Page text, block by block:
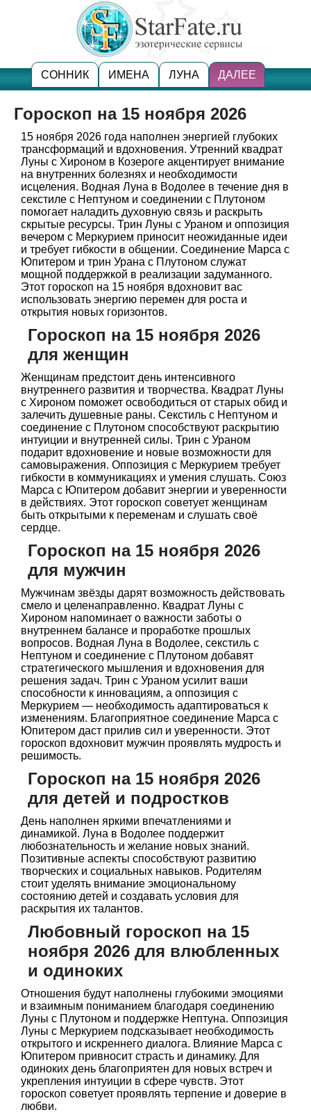
СОННИК ИМЕНА ЛУНА ДАЛЕЕ
Гороскоп на 15 ноября 2026
15 ноября 2026 года наполнен энергией глубоких
трансформаций и вдохновения. Утренний квадрат
Луны с Хироном в Козероге акцентирует внимание
на внутренних болезнях и необходимости
исцеления. Водная Луна в Водолее в течение дня в
секстиле с Нептуном и соединении с Плутоном
помогает наладить духовную связь и раскрыть
скрытые ресурсы. Трин Луны с Ураном и оппозиция
вечером с Меркурием приносит неожиданные идеи
и требует гибкости в общении. Соединение Марса с
Юпитером и трин Урана с Плутоном служат
мощной поддержкой в реализации задуманного.
Этот гороскоп на 15 ноября вдохновит вас
использовать энергию перемен для роста и
открытия новых горизонтов.
Гороскоп на 15 ноября 2026
для женщин
Женщинам предстоит день интенсивного
внутреннего развития и творчества. Квадрат Луны
с Хироном поможет освободиться от старых обид и
залечить душевные раны. Секстиль с Нептуном и
соединение с Плутоном способствуют раскрытию
интуиции и внутренней силы. Трин с Ураном
подарит вдохновение и новые возможности для
самовыражения. Оппозиция с Меркурием требует
гибкости в коммуникациях и умения слушать. Союз
Марса с Юпитером добавит энергии и уверенности
в действиях. Этот гороскоп советует женщинам
быть открытыми к переменам и слушать своё
сердце.
Гороскоп на 15 ноября 2026
для мужчин
Мужчинам звёзды дарят возможность действовать
смело и целенаправленно. Квадрат Луны с
Хироном напоминает о важности заботы о
внутреннем балансе и проработке прошлых
вопросов. Водная Луна в Водолее, секстиль с
Нептуном и соединение с Плутоном добавят
стратегического мышления и вдохновения для
решения задач. Трин с Ураном усилит ваши
способности к инновациям, а оппозиция с
Меркурием — необходимость адаптироваться к
изменениям. Благоприятное соединение Марса с
Юпитером даст прилив сил и уверенности. Этот
гороскоп вдохновит мужчин проявлять мудрость и
решимость.
Гороскоп на 15 ноября 2026
для детей и подростков
День наполнен яркими впечатлениями и
динамикой. Луна в Водолее поддержит
любознательность и желание новых знаний.
Позитивные аспекты способствуют развитию
творческих и социальных навыков. Родителям
стоит уделять внимание эмоциональному
состоянию детей и создавать условия для
раскрытия их талантов.
Любовный гороскоп на 15
ноября 2026 для влюбленных
и одиноких
Отношения будут наполнены глубокими эмоциями
и взаимным пониманием благодаря соединению
Луны с Плутоном и поддержке Нептуна. Оппозиция
Луны с Меркурием подсказывает необходимость
открытого и искреннего диалога. Влияние Марса с
Юпитером привносит страсть и динамику. Для
одиноких день благоприятен для новых встреч и
укрепления интуиции в сфере чувств. Этот
гороскоп советует проявлять терпение и доверие в
любви.